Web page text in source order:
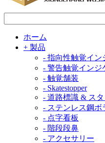
ホーム
+ 製品
- 指向性触覚イン
- 警告触覚インジ
- 触覚舗装
- Skatestopper
- 道路標識 & スタ
- ステンレス鋼ボ
- 点字看板
- 階段段鼻
- アクセサリー